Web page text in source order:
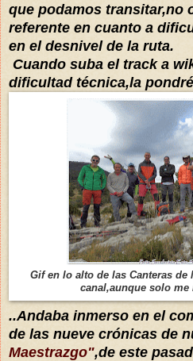
que podamos transitar,no
referente en cuanto a
en el desnivel de la ruta.
Cuando suba el track a
dificultad técnica,la
Gif en lo alto de las Canteras de
canal,aunque solo me
..Andaba inmerso en el
de las nueve crónicas de
Maestrazgo",de este